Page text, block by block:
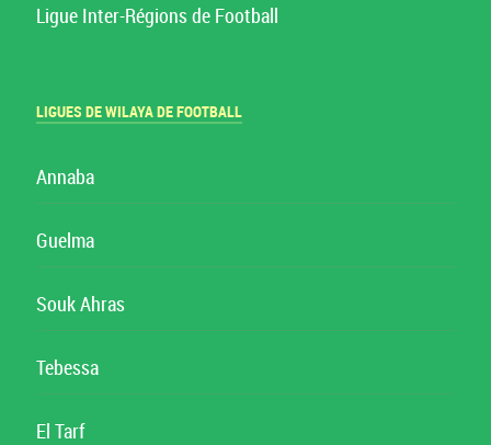
Ligue Inter-Régions de Football
LIGUES DE WILAYA DE FOOTBALL
Annaba
Guelma
Souk Ahras
Tebessa
El Tarf